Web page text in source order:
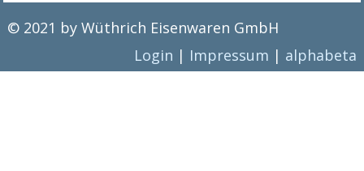
© 2021 by Wüthrich Eisenwaren GmbH
Login | Impressum | alphabeta